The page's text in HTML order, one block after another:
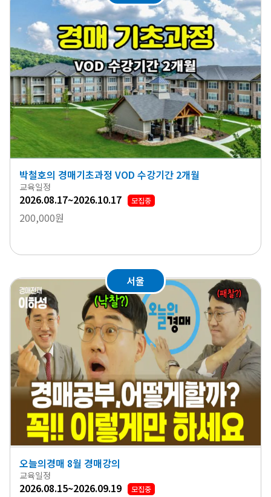
박철호의 경매기초과정 VOD 수강기간 2개월
교육일정
2026.08.17~2026.10.17 모집중
200,000원
서울
오늘의경매 8월 경매강의
교육일정
2026.08.15~2026.09.19 모집중